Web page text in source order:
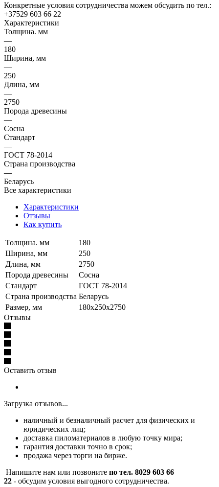
Конкретные условия сотрудничества можем обсудить по тел.:
+37529 603 66 22
Характеристики
Толщина. мм
—
180
Ширина, мм
—
250
Длина, мм
—
2750
Порода древесины
—
Сосна
Стандарт
—
ГОСТ 78-2014
Страна производства
—
Беларусь
Все характеристики
Характеристики
Отзывы
Как купить
Толщина. мм
180
Ширина, мм
250
Длина, мм
2750
Порода древесины
Сосна
Стандарт
ГОСТ 78-2014
Страна производства Беларусь
Размер, мм
180x250x2750
Отзывы
Оставить отзыв
Загрузка отзывов...
наличный и безналичный расчет для физических и
юридических лиц;
доставка пиломатериалов в любую точку мира;
гарантия доставки точно в срок;
продажа через торги на бирже.
Напишите нам или позвоните по тел. 8029 603 66
22 - обсудим условия выгодного сотрудничества.